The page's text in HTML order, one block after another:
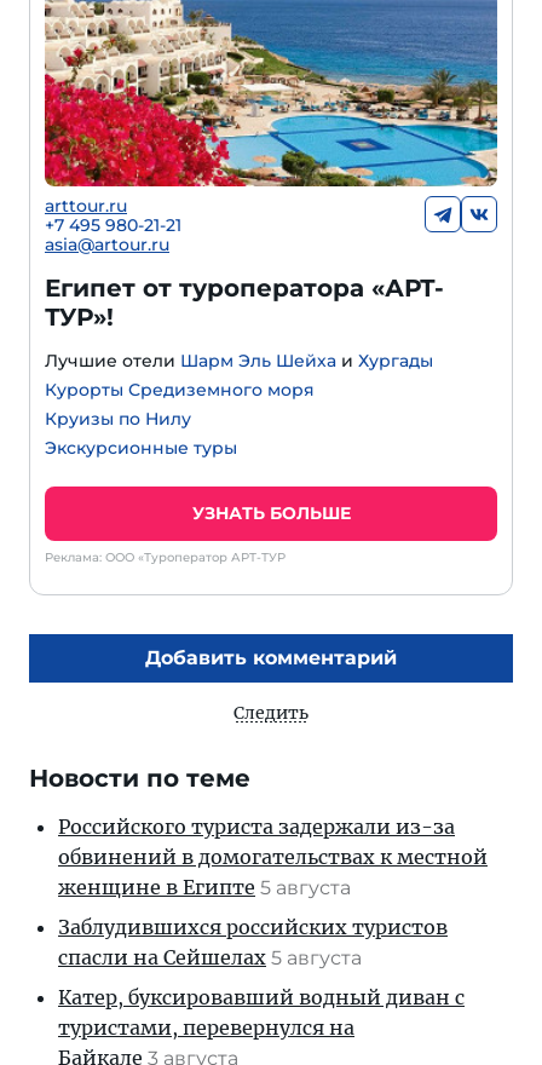
arttour.ru
+7 495 980-21-21
asia@artour.ru
Египет от туроператора «АРТ-
ТУР»!
Лучшие отели Шарм Эль Шейха и Хургады
Курорты Средиземного моря
Круизы по Нилу
Экскурсионные туры
УЗНАТЬ БОЛЬШЕ
Реклама: ООО «Туроператор АРТ-ТУР
Добавить комментарий
Следить
Новости по теме
Российского туриста задержали из-за
обвинений в домогательствах к местной
женщине в Египте 5 августа
Заблудившихся российских туристов
спасли на Сейшелах 5 августа
Катер, буксировавший водный диван с
туристами, перевернулся на
Байкале 3 августа